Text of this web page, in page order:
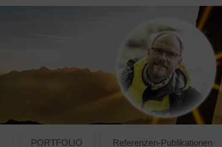
PORTFOLIO Referenzen-Publikationen